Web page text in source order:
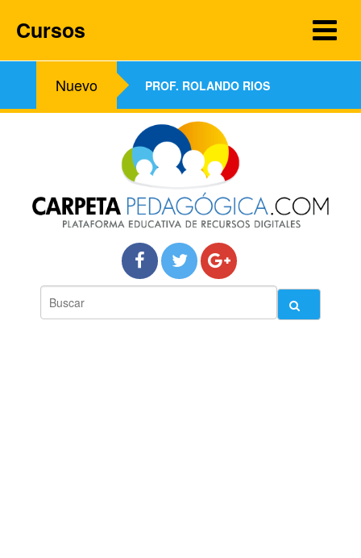
Nuevo PROF. ROLANDO RIOS
Cursos